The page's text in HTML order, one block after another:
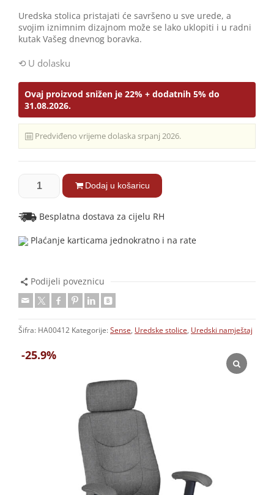
-25.9%
Uredska stolica pristajati će savršeno u sve urede, a
svojim iznimnim dizajnom može se lako uklopiti i u radni
kutak Vašeg dnevnog boravka.
U dolasku
Ovaj proizvod snižen je 22% + dodatnih 5% do
31.08.2026.
Predviđeno vrijeme dolaska srpanj 2026.
Dodaj u košaricu
Besplatna dostava za cijelu RH
Plaćanje karticama jednokratno i na rate
Podijeli poveznicu
Šifra: HA00412 Kategorije: Sense, Uredske stolice, Uredski namještaj